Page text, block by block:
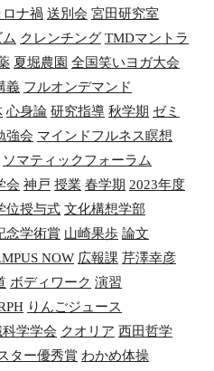
ロナ禍 送別会 宮田研究室
クレンチング TMDマントラ
夏堀農園 全国笑いヨガ大会
義 フルオンデマンド
心身論 研究指導 秋学期 ゼミ
強会 マインドフルネス瞑想
ソマティックフォーラム
会 神戸 授業 春学期 2023年度
位授与式 文化構想学部
念学術賞 山崎果歩 論文
NOW 広報課 芹澤幸彦
ボディワーク 演習
りんごジュース
学学会 クオリア 西田哲学
ター優秀賞 わかめ体操